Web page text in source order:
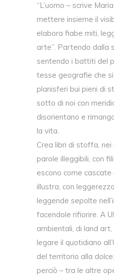
“L’uomo – scrive
mettere insieme il
elabora fiabe miti,
arte”. Partendo dalla
sentendo i battiti del
tesse geografie che
planisferi bui pieni di
sotto di noi con
disorientano e
la vita.
Crea libri di stoffa,
parole illeggibili, con
escono come
illustra, con
leggende sepolte
facendole rifiorire. A
ambientali, di land art,
legare il quotidiano
del territorio alla
perciò – tra le altre